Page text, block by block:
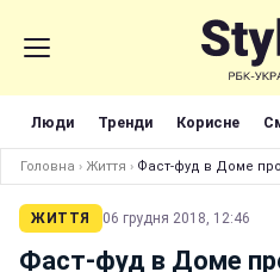
Люди Тренди Корисне
Головна › Життя › Фаст-фуд в Доме
ЖИТТЯ 06 грудня 2018, 12:46
Фаст-фуд в Доме